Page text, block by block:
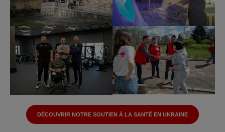
DÉCOUVRIR NOTRE SOUTIEN À LA SANTÉ EN UKRAINE